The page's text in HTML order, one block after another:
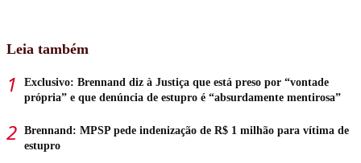
Leia também
Exclusivo: Brennand diz à Justiça que está preso por “vontade
própria” e que denúncia de estupro é “absurdamente mentirosa”
Brennand: MPSP pede indenização de R$ 1 milhão para vítima de
estupro